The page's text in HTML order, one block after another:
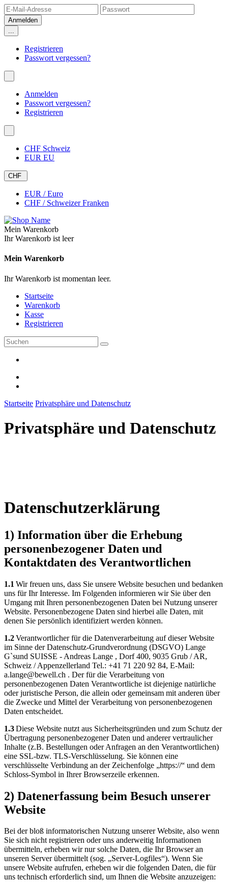
...
Registrieren
Passwort vergessen?
Anmelden
Passwort vergessen?
Registrieren
CHF Schweiz
EUR EU
CHF
EUR / Euro
CHF / Schweizer Franken
Mein Warenkorb
Ihr Warenkorb ist leer
Mein Warenkorb
Ihr Warenkorb ist momentan leer.
Startseite
Warenkorb
Kasse
Registrieren
Startseite Privatsphäre und Datenschutz
Privatsphäre und Datenschutz
Datenschutzerklärung
1) Information über die Erhebung
personenbezogener Daten und
Kontaktdaten des Verantwortlichen
1.1 Wir freuen uns, dass Sie unsere Website besuchen und bedanken
uns für Ihr Interesse. Im Folgenden informieren wir Sie über den
Umgang mit Ihren personenbezogenen Daten bei Nutzung unserer
Website. Personenbezogene Daten sind hierbei alle Daten, mit
denen Sie persönlich identifiziert werden können.
1.2Verantwortlicher für die Datenverarbeitung auf dieser Website
im Sinne der Datenschutz-Grundverordnung (DSGVO) Lange
G`sund SUISSE - Andreas Lange , Dorf 400, 9035 Grub / AR,
Schweiz / Appenzellerland Tel.: +41 71 220 92 84, E-Mail:
a.lange@bewell.ch . Der für die Verarbeitung von
personenbezogenen Daten Verantwortliche ist diejenige natürliche
oder juristische Person, die allein oder gemeinsam mit anderen über
die Zwecke und Mittel der Verarbeitung von personenbezogenen
Daten entscheidet.
1.3Diese Website nutzt aus Sicherheitsgründen und zum Schutz der
Übertragung personenbezogener Daten und anderer vertraulicher
Inhalte (z.B. Bestellungen oder Anfragen an den Verantwortlichen)
eine SSL-bzw. TLS-Verschlüsselung. Sie können eine
verschlüsselte Verbindung an der Zeichenfolge „https://“ und dem
Schloss-Symbol in Ihrer Browserzeile erkennen.
2) Datenerfassung beim Besuch unserer
Website
Bei der bloß informatorischen Nutzung unserer Website, also wenn
Sie sich nicht registrieren oder uns anderweitig Informationen
übermitteln, erheben wir nur solche Daten, die Ihr Browser an
unseren Server übermittelt (sog. „Server-Logfiles“). Wenn Sie
unsere Website aufrufen, erheben wir die folgenden Daten, die für
uns technisch erforderlich sind, um Ihnen die Website anzuzeigen: